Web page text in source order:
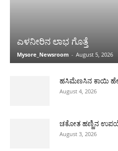
ಎಳನೀರಿನ ಲಾಭ ಗೊತ್ತೆ
Mysore_Newsroom - August 5, 2026
ಹಸಿಮೆಣಸಿನ ಕಾಯಿ ಹೇಗೆ
August 4, 2026
ಚಕೋತ ಹಣ್ಣಿನ
August 3, 2026